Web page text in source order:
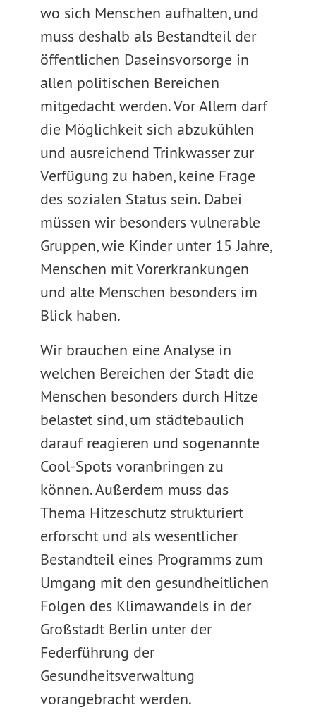
wo sich Menschen aufhalten, und
muss deshalb als Bestandteil der
öffentlichen Daseinsvorsorge in
allen politischen Bereichen
mitgedacht werden. Vor Allem darf
die Möglichkeit sich abzukühlen
und ausreichend Trinkwasser zur
Verfügung zu haben, keine Frage
des sozialen Status sein. Dabei
müssen wir besonders vulnerable
Gruppen, wie Kinder unter 15 Jahre,
Menschen mit Vorerkrankungen
und alte Menschen besonders im
Blick haben.
Wir brauchen eine Analyse in
welchen Bereichen der Stadt die
Menschen besonders durch Hitze
belastet sind, um städtebaulich
darauf reagieren und sogenannte
Cool-Spots voranbringen zu
können. Außerdem muss das
Thema Hitzeschutz strukturiert
erforscht und als wesentlicher
Bestandteil eines Programms zum
Umgang mit den gesundheitlichen
Folgen des Klimawandels in der
Großstadt Berlin unter der
Federführung der
Gesundheitsverwaltung
vorangebracht werden.